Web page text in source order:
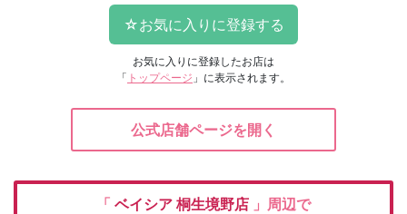
お気に入りに登録したお店は
「 トップページ 」に表示されます。
公式店舗ページを開く
「 ベイシア 桐生境野店 」周辺で